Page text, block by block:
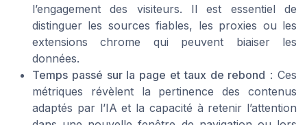
l’engagement des visiteurs. Il est essentiel de
distinguer les sources fiables, les proxies ou les
extensions chrome qui peuvent biaiser les
données.
Temps passé sur la page et taux de rebond : Ces
métriques révèlent la pertinence des contenus
adaptés par l’IA et la capacité à retenir l’attention